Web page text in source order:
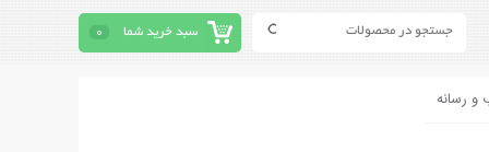
سبد خرید شما 0
و رسانه